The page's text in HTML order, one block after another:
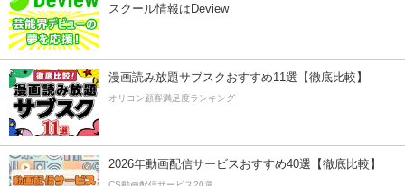
スクール情報はDeview
漫画読み放題サブスクおすすめ11選【徹底比較】
オリコン顧客満足度ランキング
2026年動画配信サービスおすすめ40選【徹底比較】